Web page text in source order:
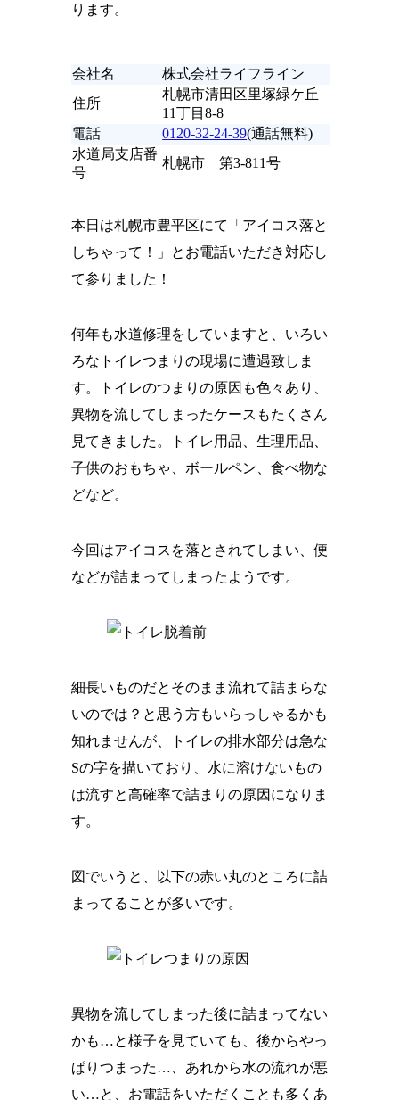
ります。
会社名
株式会社ライフライン
住所
札幌市清田区里塚緑ケ丘
11丁目8-8
電話
0120-32-24-39(通話無料)
水道局支店番
号
札幌市 第3-811号
本日は札幌市豊平区にて「アイコス落と
しちゃって！」とお電話いただき対応し
て参りました！
何年も水道修理をしていますと、いろい
ろなトイレつまりの現場に遭遇致しま
す。トイレのつまりの原因も色々あり、
異物を流してしまったケースもたくさん
見てきました。トイレ用品、生理用品、
子供のおもちゃ、ボールペン、食べ物な
どなど。
今回はアイコスを落とされてしまい、便
などが詰まってしまったようです。
細長いものだとそのまま流れて詰まらな
いのでは？と思う方もいらっしゃるかも
知れませんが、トイレの排水部分は急な
Sの字を描いており、水に溶けないもの
は流すと高確率で詰まりの原因になりま
す。
図でいうと、以下の赤い丸のところに詰
まってることが多いです。
異物を流してしまった後に詰まってない
かも…と様子を見ていても、後からやっ
ぱりつまった…、あれから水の流れが悪
い…と、お電話をいただくことも多くあ